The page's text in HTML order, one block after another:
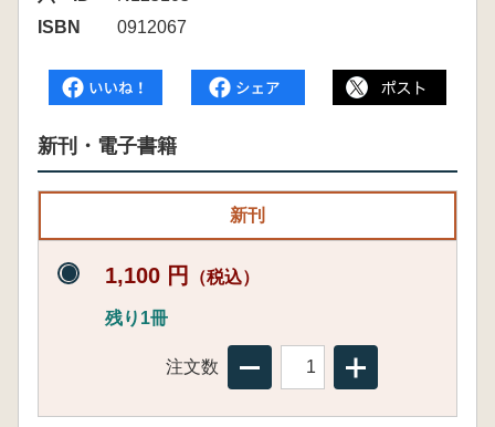
ISBN
0912067
新刊・電子書籍
新刊
1,100 円 （税込）
残り1冊
注文数